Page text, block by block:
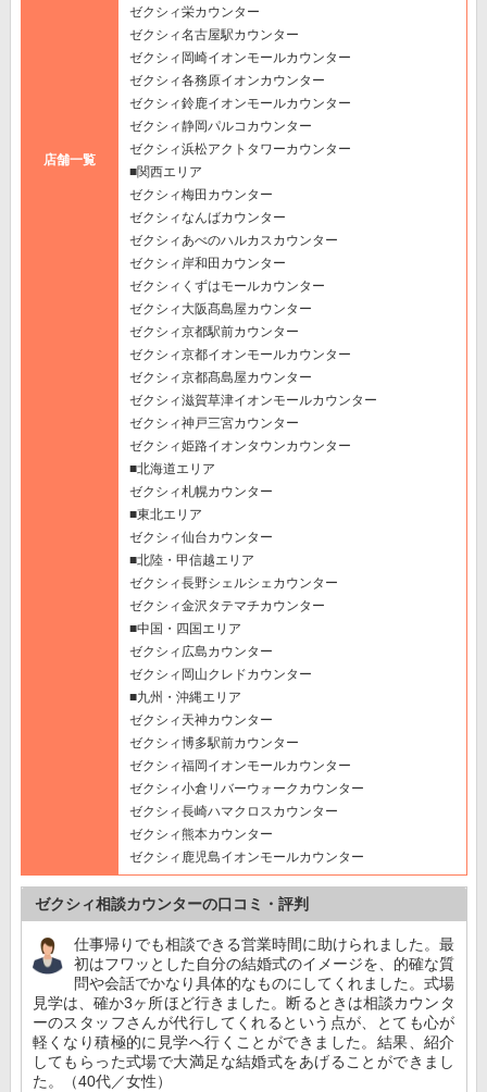
店舗一覧
ゼクシィ栄カウンター
ゼクシィ名古屋駅カウンター
ゼクシィ岡崎イオンモールカウンター
ゼクシィ各務原イオンカウンター
ゼクシィ鈴鹿イオンモールカウンター
ゼクシィ静岡パルコカウンター
ゼクシィ浜松アクトタワーカウンター
■関西エリア
ゼクシィ梅田カウンター
ゼクシィなんばカウンター
ゼクシィあべのハルカスカウンター
ゼクシィ岸和田カウンター
ゼクシィくずはモールカウンター
ゼクシィ大阪髙島屋カウンター
ゼクシィ京都駅前カウンター
ゼクシィ京都イオンモールカウンター
ゼクシィ京都髙島屋カウンター
ゼクシィ滋賀草津イオンモールカウンター
ゼクシィ神戸三宮カウンター
ゼクシィ姫路イオンタウンカウンター
■北海道エリア
ゼクシィ札幌カウンター
■東北エリア
ゼクシィ仙台カウンター
■北陸・甲信越エリア
ゼクシィ長野シェルシェカウンター
ゼクシィ金沢タテマチカウンター
■中国・四国エリア
ゼクシィ広島カウンター
ゼクシィ岡山クレドカウンター
■九州・沖縄エリア
ゼクシィ天神カウンター
ゼクシィ博多駅前カウンター
ゼクシィ福岡イオンモールカウンター
ゼクシィ小倉リバーウォークカウンター
ゼクシィ長崎ハマクロスカウンター
ゼクシィ熊本カウンター
ゼクシィ鹿児島イオンモールカウンター
ゼクシィ相談カウンターの口コミ・評判
仕事帰りでも相談できる営業時間に助けられました。最
初はフワッとした自分の結婚式のイメージを、的確な質
問や会話でかなり具体的なものにしてくれました。式場
見学は、確か3ヶ所ほど行きました。断るときは相談カウンタ
ーのスタッフさんが代行してくれるという点が、とても心が
軽くなり積極的に見学へ行くことができました。結果、紹介
してもらった式場で大満足な結婚式をあげることができまし
た。（40代／女性）